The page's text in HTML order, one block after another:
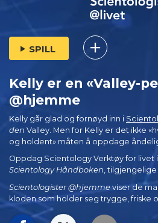
SPILL
Kelly er en «Valley-
@hjemme
Kelly går glad og fornøyd inn i
den Valley. Men for Kelly er det ikke
og holdent» måten å oppdage
Oppdag Scientology Verktøy for livet i
Scientology Håndboken, tilgjengelige
Scientologister @hjemme viser de
kloden som holder seg trygge, friske